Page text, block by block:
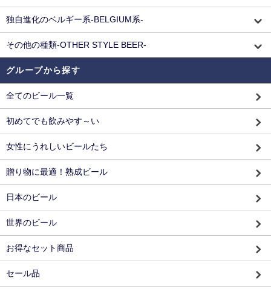
独自進化のベルギー系-BELGIUM系-
その他の種類-OTHER STYLE BEER-
グループから探す
全てのビール一覧
初めてでも飲みやす～い
女性にうれしいビールたち
贈り物に最適！熟成ビール
日本のビール
世界のビール
お得なセット商品
セール品